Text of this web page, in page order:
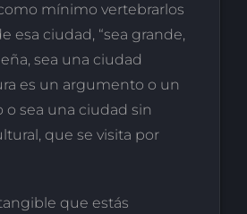
mínimo vertebrarlos
esa ciudad, “sea grande,
sea una ciudad
es un argumento o un
sea una ciudad sin
que se visita por
que estás